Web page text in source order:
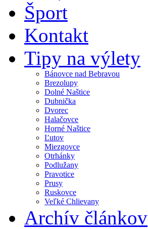
Šport
Kontakt
Tipy na výlety
Bánovce nad Bebravou
Brezolupy
Dolné Naštice
Dubnička
Dvorec
Halačovce
Horné Naštice
Ľutov
Miezgovce
Otrhánky
Podlužany
Pravotice
Prusy
Ruskovce
Veľké Chlievany
Archív článkov